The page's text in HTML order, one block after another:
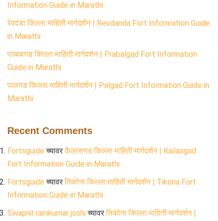
Information Guide in Marathi
रेवदंडा किल्ला माहिती मार्गदर्शन | Revdanda Fort Information Guide
in Marathi
प्रबळगड किल्ला माहिती मार्गदर्शन | Prabalgad Fort Information
Guide in Marathi
पालगड किल्ला माहिती मार्गदर्शन | Palgad Fort Information Guide in
Marathi
Recent Comments
Fortsguide च्यावरकैलासगड किल्ला माहिती मार्गदर्शन | Kailasgad
Fort Information Guide in Marathi
Fortsguide च्यावरतिकोना किल्ला माहिती मार्गदर्शन | Tikona Fort
Information Guide in Marathi
Swapnil ramkumar joshiच्यावरतिकोना किल्ला माहिती मार्गदर्शन |